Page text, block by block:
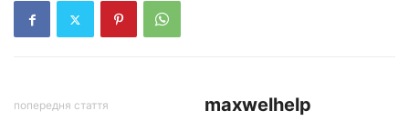
попередня стаття maxwelhelp